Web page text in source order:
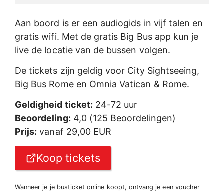
Aan boord is er een audiogids in vijf talen en
gratis wifi. Met de gratis Big Bus app kun je
live de locatie van de bussen volgen.
De tickets zijn geldig voor City Sightseeing,
Big Bus Rome en Omnia Vatican & Rome.
Geldigheid ticket: 24-72 uur
Beoordeling: 4,0 (125 Beoordelingen)
Prijs: vanaf 29,00 EUR
Koop tickets
Wanneer je je busticket online koopt, ontvang je een voucher